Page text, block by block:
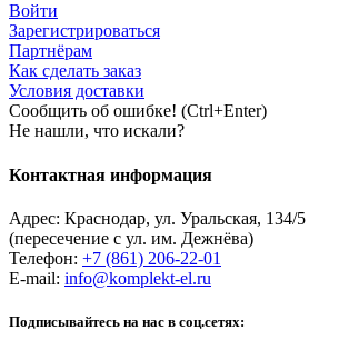
Войти
Зарегистрироваться
Партнёрам
Как сделать заказ
Условия доставки
Сообщить об ошибке! (Ctrl+Enter)
Не нашли, что искали?
Контактная информация
Адрес: Краснодар, ул. Уральская, 134/5
(пересечение с ул. им. Дежнёва)
Телефон: +7 (861) 206-22-01
E-mail: info@komplekt-el.ru
Подписывайтесь на нас в соц.сетях: